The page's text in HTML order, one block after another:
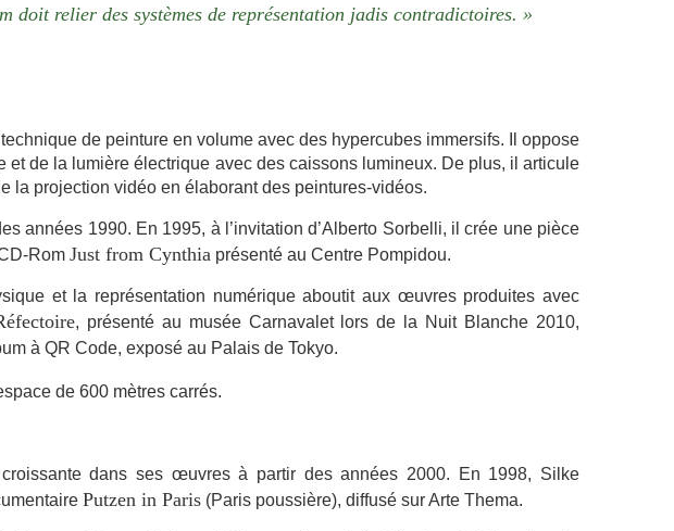
relier des systèmes de représentation jadis contradictoires. »
de peinture en volume avec des hypercubes immersifs. Il oppose
et de la lumière électrique avec des caissons lumineux. De plus, il articule
la projection vidéo en élaborant des peintures-vidéos.
années 1990. En 1995, à l’invitation d’Alberto Sorbelli, il crée une pièce
Rom Just from Cynthia présenté au Centre Pompidou.
et la représentation numérique aboutit aux œuvres produites avec
, présenté au musée Carnavalet lors de la Nuit Blanche 2010,
à QR Code, exposé au Palais de Tokyo.
de 600 mètres carrés.
dans ses œuvres à partir des années 2000. En 1998, Silke
Putzen in Paris(Paris poussière), diffusé sur Arte Thema.